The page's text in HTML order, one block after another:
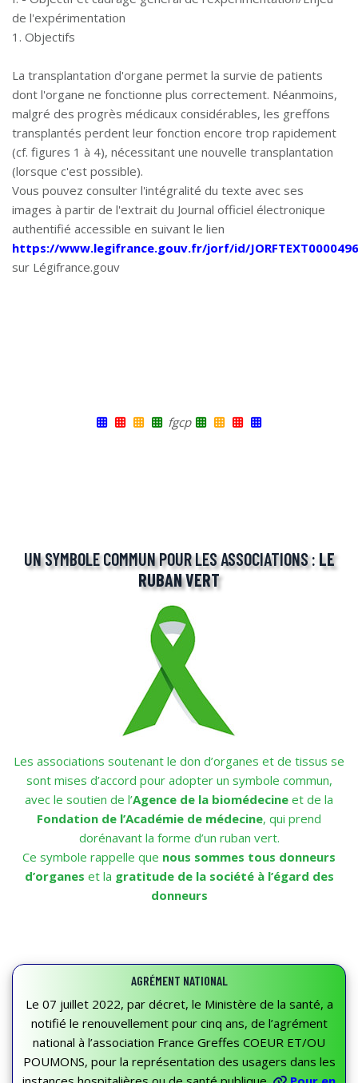
de l'expérimentation
1. Objectifs
La transplantation d'organe permet la survie de patients
dont l'organe ne fonctionne plus correctement. Néanmoins,
malgré des progrès médicaux considérables, les greffons
transplantés perdent leur fonction encore trop rapidement
(cf. figures 1 à 4), nécessitant une nouvelle transplantation
(lorsque c'est possible).
Vous pouvez consulter l'intégralité du texte avec ses
images à partir de l'extrait du Journal officiel électronique
authentifié accessible en suivant le lien
https://www.legifrance.gouv.fr/jorf/id/
sur Légifrance.gouv
fgcp
UN SYMBOLE COMMUN POUR LES ASSOCIATIONS : LE
RUBAN VERT
Les associations soutenant le don d’organes et de tissus se
sont mises d’accord pour adopter un symbole commun,
avec le soutien de l’Agence de la biomédecine et de la
Fondation de l’Académie de médecine, qui prend
dorénavant la forme d’un ruban vert.
Ce symbole rappelle que nous sommes tous donneurs
d’organes et la gratitude de la société à l’égard des
donneurs
AGRÉMENT NATIONAL
Le 07 juillet 2022, par décret, le Ministère de la santé, a
notifié le renouvellement pour cinq ans, de l’agrément
national à l’association France Greffes COEUR ET/OU
POUMONS, pour la représentation des usagers dans les